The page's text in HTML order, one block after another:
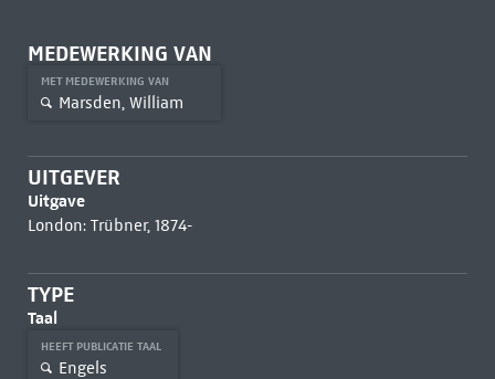
MEDEWERKING VAN
MET MEDEWERKING VAN
Marsden, William
UITGEVER
Uitgave
London: Trübner, 1874-
TYPE
Taal
HEEFT PUBLICATIE TAAL
Engels